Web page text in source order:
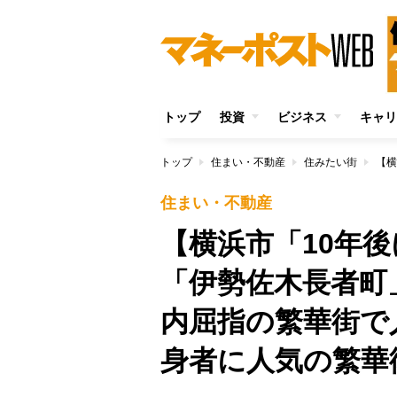
トップ 投資 ビジネス キャ
トップ 住まい・不動産 住みたい街
住まい・不動産
【横浜市「10年
「伊勢佐木長者
内屈指の繁華街
身者に人気の繁